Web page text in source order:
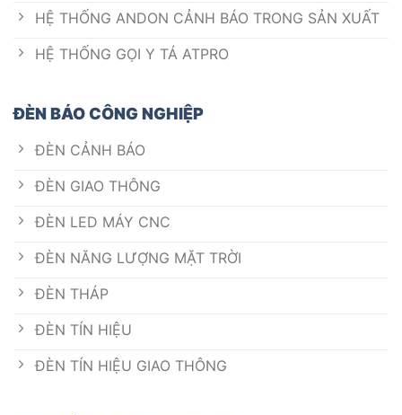
HỆ THỐNG ANDON CẢNH BÁO TRONG SẢN XUẤT
HỆ THỐNG GỌI Y TÁ ATPRO
ĐÈN BÁO CÔNG NGHIỆP
ĐÈN CẢNH BÁO
ĐÈN GIAO THÔNG
ĐÈN LED MÁY CNC
ĐÈN NĂNG LƯỢNG MẶT TRỜI
ĐÈN THÁP
ĐÈN TÍN HIỆU
ĐÈN TÍN HIỆU GIAO THÔNG